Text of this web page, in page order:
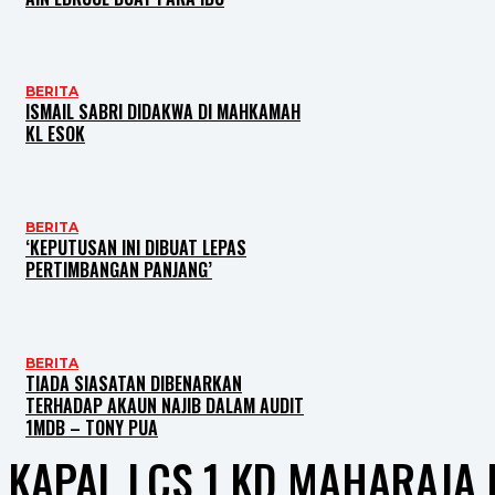
BERITA
ISMAIL SABRI DIDAKWA DI MAHKAMAH
KL ESOK
BERITA
‘KEPUTUSAN INI DIBUAT LEPAS
PERTIMBANGAN PANJANG’
BERITA
TIADA SIASATAN DIBENARKAN
TERHADAP AKAUN NAJIB DALAM AUDIT
1MDB – TONY PUA
KAPAL LCS 1 KD MAHARAJA